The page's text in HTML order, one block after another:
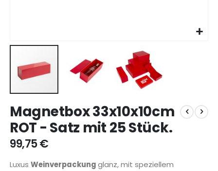
Anfang
der
Bildgalerie
springen
Magnetbox 33x10x10cm
ROT - Satz mit 25 Stück.
99,75 €
Luxus Weinverpackungglanz, mit speziellem